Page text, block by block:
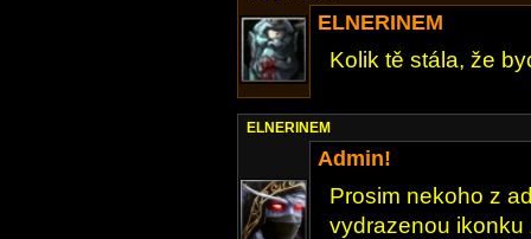
ELNERINEM
Kolik tě stála, že
ELNERINEM
Admin!
Prosim nekoho z
vydrazenou